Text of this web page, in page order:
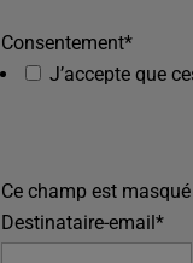
Consentement*
J’accepte que
Ce champ est
Destinataire-email*